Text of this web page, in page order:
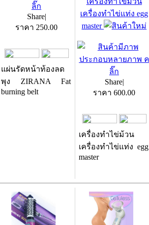
Share|
ราคา 250.00
แผ่นรัดหน้าท้องลด
พุง ZIRANA Fat
burning belt
เครื่องทำไข่แท่ง egg
master
Share|
ราคา 600.00
เครื่องทำไข่ม้วน
เครื่องทำไข่แท่ง egg
master